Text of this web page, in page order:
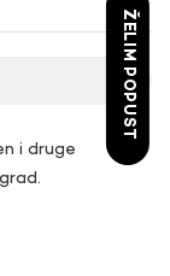
i druge
ŽELIM POPUST